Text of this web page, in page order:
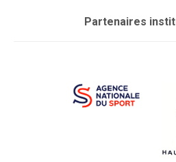
Partenaires